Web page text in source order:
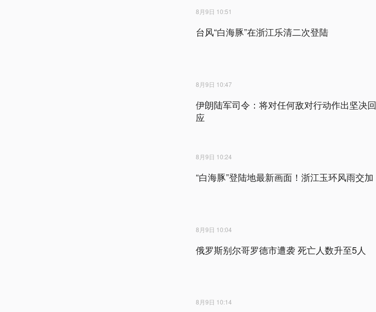
8月9日 10:51
台风“白海豚”在浙江乐清二次登陆
8月9日 10:47
伊朗陆军司令：将对任何敌对行动作出坚决回
应
8月9日 10:24
“白海豚”登陆地最新画面！浙江玉环风雨交加
8月9日 10:04
俄罗斯别尔哥罗德市遭袭 死亡人数升至5人
8月9日 10:14